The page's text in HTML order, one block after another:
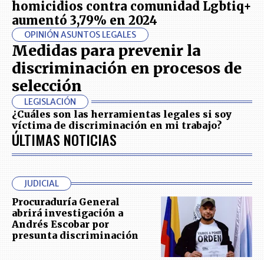
homicidios contra comunidad Lgbtiq+
aumentó 3,79% en 2024
OPINIÓN ASUNTOS LEGALES
Medidas para prevenir la
discriminación en procesos de
selección
LEGISLACIÓN
¿Cuáles son las herramientas legales si soy
víctima de discriminación en mi trabajo?
ÚLTIMAS NOTICIAS
JUDICIAL
Procuraduría General
abrirá investigación a
Andrés Escobar por
presunta discriminación